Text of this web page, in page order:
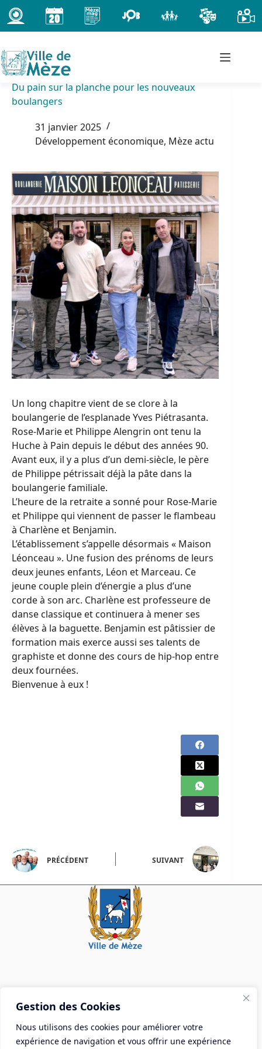
Gestion des Cookies
Nous utilisons des cookies pour améliorer votre
expérience de navigation et vous offrir une expérience
Passer
au
contenu
Du pain sur la planche pour les nouveaux
boulangers
31 janvier 2025
Développement économique, Mèze actu
Un long chapitre vient de se clore à la
boulangerie de l’esplanade Yves Piétrasanta.
Rose-Marie et Philippe Alengrin ont tenu la
Huche à Pain depuis le début des années 90.
Avant eux, il y a plus d’un demi-siècle, le père
de Philippe pétrissait déjà la pâte dans la
boulangerie familiale.
L’heure de la retraite a sonné pour Rose-Marie
et Philippe qui viennent de passer le flambeau
à Charlène et Benjamin.
L’établissement s’appelle désormais « Maison
Léonceau ». Une fusion des prénoms de leurs
deux jeunes enfants, Léon et Marceau. Ce
jeune couple plein d’énergie a plus d’une
corde à son arc. Charlène est professeure de
danse classique et continuera à mener ses
élèves à la baguette. Benjamin est pâtissier de
formation mais exerce aussi ses talents de
graphiste et donne des cours de hip-hop entre
deux fournées.
Bienvenue à eux !
PRÉCÉDENT SUIVANT
Mairie de Mèze
Place Aristide Briand - BP 28 34140 Mèze
Tél :04 67 18 30 30